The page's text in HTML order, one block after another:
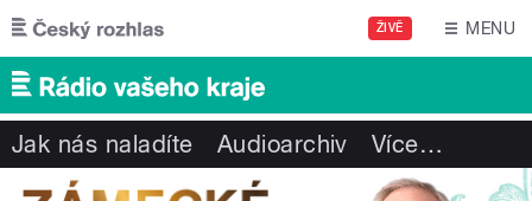
Přejít k hlavnímu obsahu
ŽIVĚ MENU
Jak nás naladíte Audioarchiv Více…